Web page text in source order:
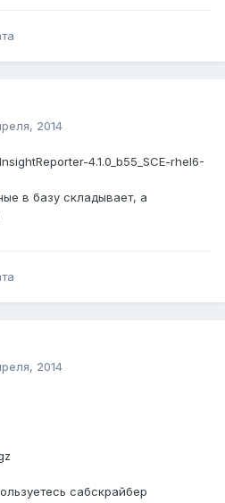
2014
4.1.0_b55_SCE-rhel6-
в базу складывает, а
2014
сабскрайбер